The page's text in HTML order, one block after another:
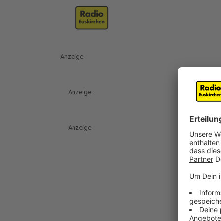
Anzeige
Anzeige
Anzeige